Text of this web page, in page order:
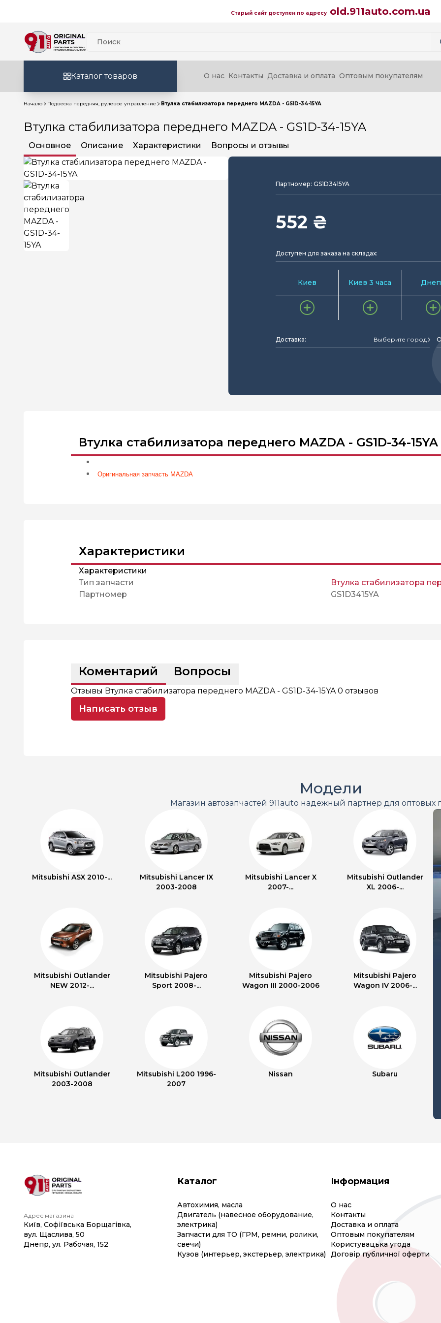
Старый сайт доступен по адресу old.911auto.com.ua
Каталог товаров О нас Контакты Доставка и оплата Оптовым покупателям
Начало Подвеска передняя, рулевое управление Втулка стабилизатора переднего MAZDA - GS1D-34-15YA
Втулка стабилизатора переднего MAZDA - GS1D-34-15YA
Основное Описание Характеристики Вопросы и отзывы
Партномер: GS1D3415YA
552 ₴
Доступен для заказа на складах:
Киев Киев 3 часа
Доставка: Выберите город
Втулка стабилизатора переднего MAZDA - GS1D-34-15YA
Оригинальная запчасть MAZDA
Характеристики
Характеристики
Тип запчасти
Втулка стабилизатора
Партномер
GS1D3415YA
Коментарий Вопросы
Отзывы Втулка стабилизатора переднего MAZDA - GS1D-34-15YA0 отзывов
Написать отзыв
Модели
Магазин автозапчастей 911auto надежный партнер для оптовых
Mitsubishi ASX 2010-...
Mitsubishi Lancer IX
2003-2008
Mitsubishi Lancer X
2007-...
Mitsubishi Outlander
XL 2006-...
Mitsubishi Outlander
NEW 2012-...
Mitsubishi Pajero
Sport 2008-...
Mitsubishi Pajero
Wagon III 2000-2006
Mitsubishi Pajero
Wagon IV 2006-...
Mitsubishi Outlander
2003-2008
Mitsubishi L200 1996-
2007
Nissan Subaru
Адрес магазина
Київ, Софіївська Борщагівка,
вул. Щаслива, 50
Днепр, ул. Рабочая, 152
Каталог
Автохимия, масла
Двигатель (навесное оборудование,
электрика)
Запчасти для ТО (ГРМ, ремни, ролики,
свечи)
Кузов (интерьер, экстерьер, электрика)
Інформация
О нас
Контакты
Доставка и оплата
Оптовым покупателям
Користувацька угода
Договір публичної оферти